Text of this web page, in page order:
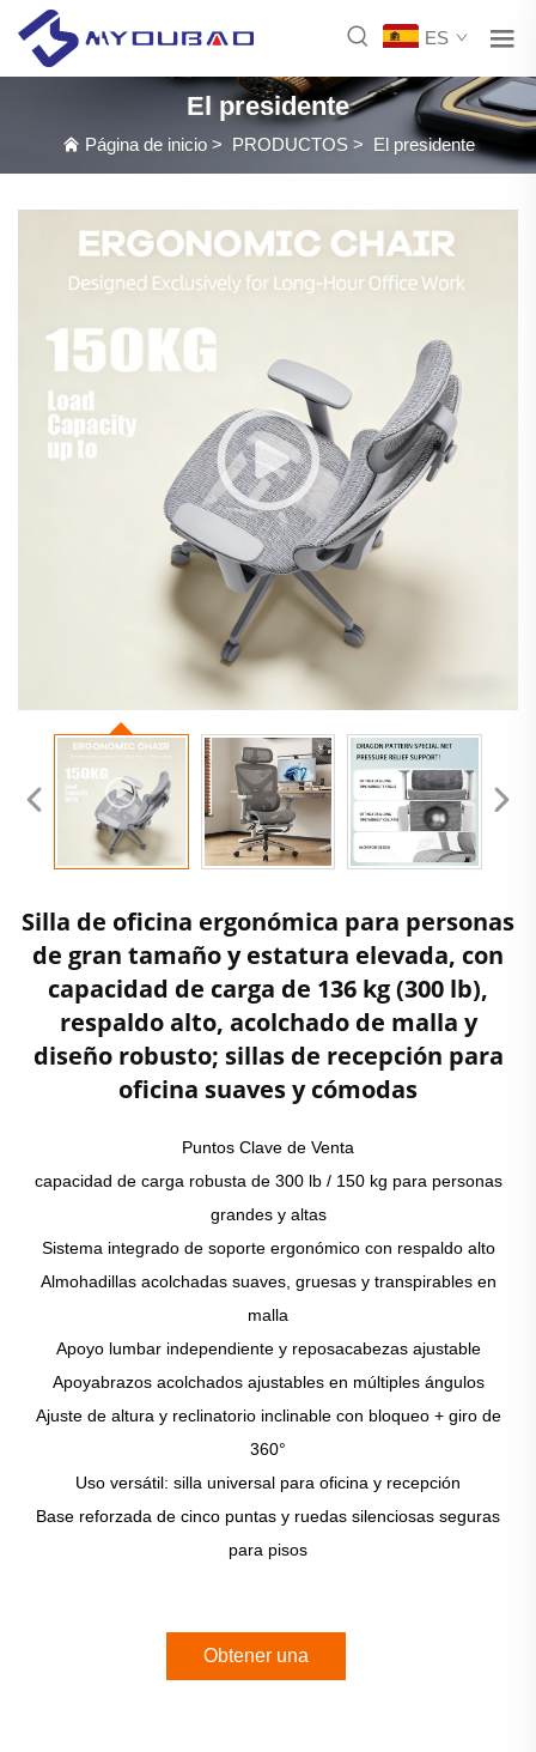
ES
El presidente
Página de inicio> PRODUCTOS> El presidente
Silla de oficina ergonómica para personas
de gran tamaño y estatura elevada, con
capacidad de carga de 136 kg (300 lb),
respaldo alto, acolchado de malla y
diseño robusto; sillas de recepción para
oficina suaves y cómodas
Puntos Clave de Venta
capacidad de carga robusta de 300 lb / 150 kg para personas
grandes y altas
Sistema integrado de soporte ergonómico con respaldo alto
Almohadillas acolchadas suaves, gruesas y transpirables en
malla
Apoyo lumbar independiente y reposacabezas ajustable
Apoyabrazos acolchados ajustables en múltiples ángulos
Ajuste de altura y reclinatorio inclinable con bloqueo + giro de
360°
Uso versátil: silla universal para oficina y recepción
Base reforzada de cinco puntas y ruedas silenciosas seguras
para pisos
Obtener una